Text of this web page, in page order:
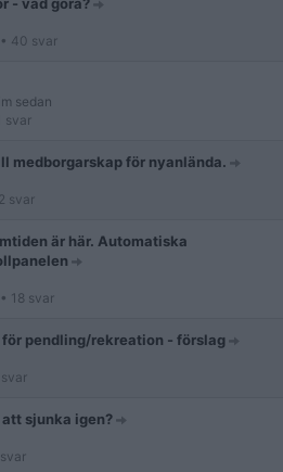
• 40 svar
sedan
svar
medborgarskap för nyanlända.
svar
är här. Automatiska
• 18 svar
pendling/rekreation - förslag
sjunka igen?